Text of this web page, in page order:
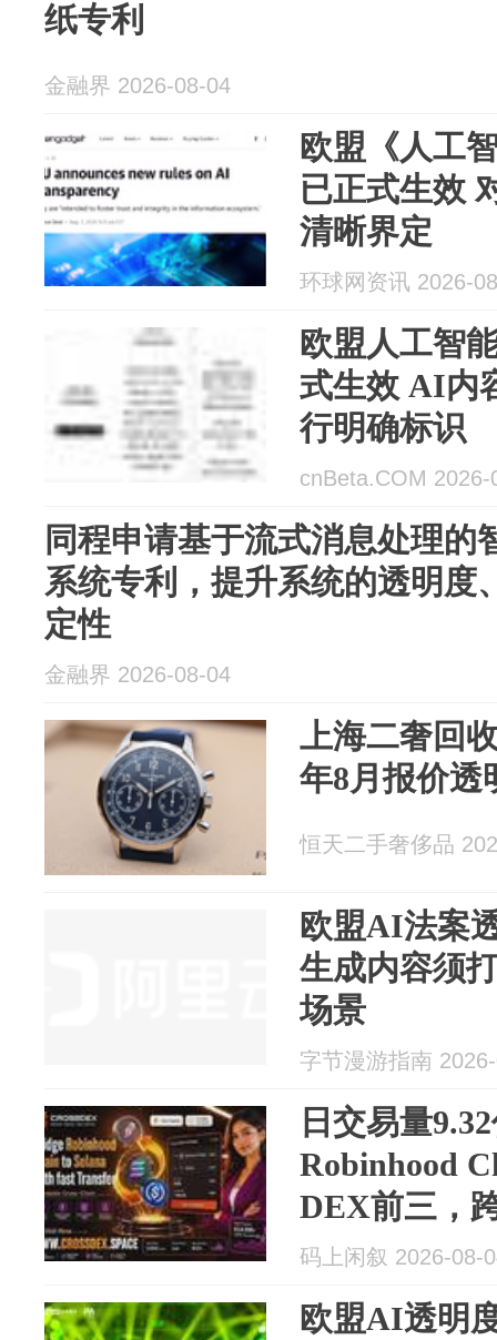
纸专利
金融界 2026-08-04
欧盟《人工
已正式生效
清晰界定
环球网资讯 2026-
欧盟人工智
式生效 AI内
行明确标识
cnBeta.COM 2026-
同程申请基于流式消息处理的
系统专利，提升系统的透明度
定性
金融界 2026-08-04
上海二奢回
年8月报价透
恒天二手奢侈品
欧盟AI法案
生成内容须
场景
字节漫游指南
日交易量
Robinhood
DEX前三，
码上闲叙 2026-08-
欧盟AI透明